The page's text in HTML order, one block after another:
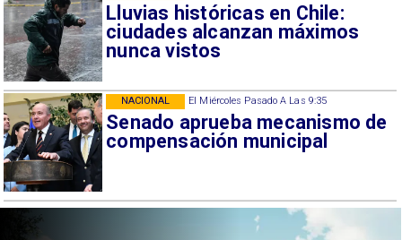
Lluvias históricas en Chile:
ciudades alcanzan máximos
nunca vistos
El Miércoles Pasado A Las 9:35
Senado aprueba mecanismo de
compensación municipal
NACIONAL